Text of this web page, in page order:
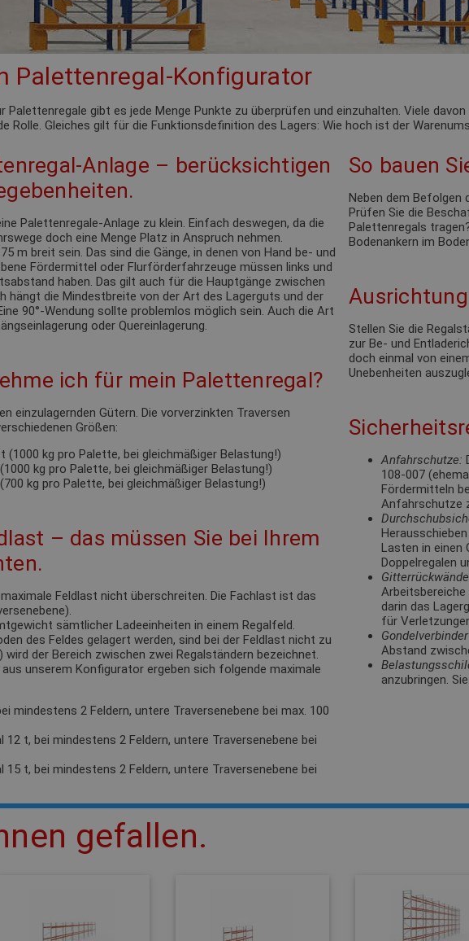
Palettenregal-Konfigurator
Palettenregale gibt es jede Menge Punkte zu überprüfen und einzuhalten. Viele
Rolle. Gleiches gilt für die Funktionsdefinition des Lagers: Wie hoch ist der
Anlage – berücksichtigen
Palettenregale-Anlage zu klein. Einfach deswegen, da die
doch eine Menge Platz in Anspruch nehmen.
m breit sein. Das sind die Gänge, in denen von Hand be- und
Fördermittel oder Flurförderfahrzeuge müssen links und
haben. Das gilt auch für die Hauptgänge zwischen
hängt die Mindestbreite von der Art des Lagerguts und der
90°-Wendung sollte problemlos möglich sein. Auch die Art
oder Quereinlagerung.
ich für mein Palettenregal?
einzulagernden Gütern. Die vorverzinkten Traversen
Größen:
(1000 kg pro Palette, bei gleichmäßiger Belastung!)
kg pro Palette, bei gleichmäßiger Belastung!)
kg pro Palette, bei gleichmäßiger Belastung!)
– das müssen Sie bei Ihrem
Feldlast nicht überschreiten. Die Fachlast ist das
sämtlicher Ladeeinheiten in einem Regalfeld.
des Feldes gelagert werden, sind bei der Feldlast nicht zu
der Bereich zwischen zwei Regalständern bezeichnet.
unserem Konfigurator ergeben sich folgende maximale
mindestens 2 Feldern, untere Traversenebene bei max. 100
12 t, bei mindestens 2 Feldern, untere Traversenebene bei
15 t, bei mindestens 2 Feldern, untere Traversenebene bei
So bauen
Neben dem Befolgen
Prüfen Sie die
Palettenregals
Bodenankern im
Stellen Sie die
zur Be- und
doch einmal von
Unebenheiten
Anfahrschutze:
108-007
Fördermitteln
Anfahrschutze
Lasten in einen
Doppelregalen
Gitterrückwände
Arbeitsbereiche
darin das
für
Gondelverbinder
Abstand
anzubringen.
gefallen.